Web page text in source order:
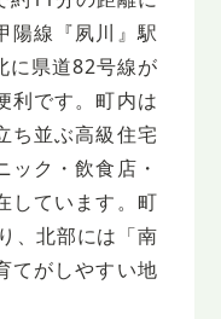
陽線『夙川』駅
に県道82号線が
利です。町内は
ち並ぶ高級住宅
ック・飲食店・
しています。町
、北部には「南
てがしやすい地